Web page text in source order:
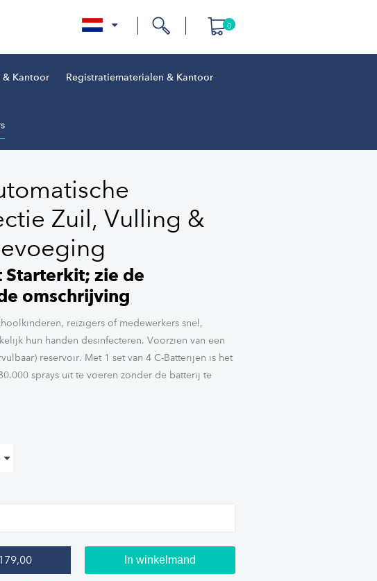
0
& Kantoor Registratiematerialen & Kantoor
Zuil, Vulling &
Starterkit; zie de
omschrijving
reizigers of medewerkers snel,
hun handen desinfecteren. Voorzien van een
reservoir. Met 1 set van 4 C-Batterijen is het
sprays uit te voeren zonder de batterij te
In winkelmand